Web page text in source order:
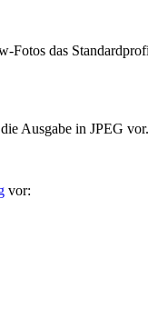
das
Ausgabe in JPEG
vor: